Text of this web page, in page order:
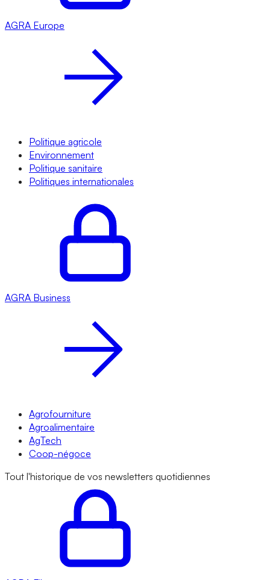
AGRA Europe
Politique agricole
Environnement
Politique sanitaire
Politiques internationales
AGRA Business
Agrofourniture
Agroalimentaire
AgTech
Coop-négoce
Tout l'historique de vos newsletters quotidiennes